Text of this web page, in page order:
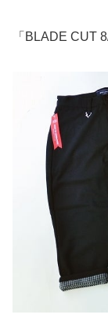
「BLADE CUT